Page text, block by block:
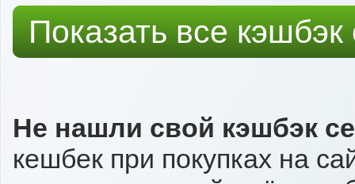
Показать все
Не нашли свой кэшбэк
кешбек при покупках на